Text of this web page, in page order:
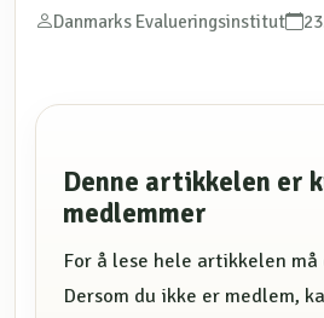
Danmarks Evalueringsinstitut
Denne artikkelen er
medlemmer
For å lese hele artikkelen
Dersom du ikke er medlem,